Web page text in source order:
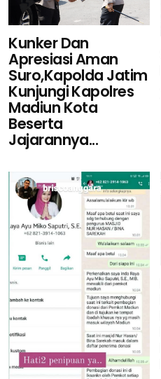
Kunker Dan
Apresiasi Aman
Suro,Kapolda Jatim
Kunjungi Kapolres
Madiun Kota
Beserta
Jajarannya...